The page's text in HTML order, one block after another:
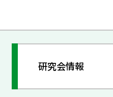
研究会情報